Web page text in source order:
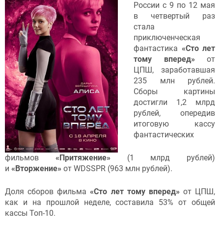
России с 9 по 12 мая
в четвертый раз
стала
приключенческая
фантастика «Сто лет
тому вперед» от
ЦПШ, заработавшая
235 млн рублей.
Сборы картины
достигли 1,2 млрд
рублей, опередив
итоговую кассу
фантастических
фильмов «Притяжение» (1 млрд рублей)
и «Вторжение» от WDSSPR (963 млн рублей).
Доля сборов фильма«Сто лет тому вперед» от ЦПШ,
как и на прошлой неделе, составила 53% от общей
кассы Топ-10.